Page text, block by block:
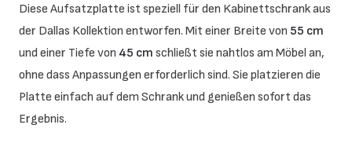
Diese Aufsatzplatte ist speziell für den Kabinettschrank aus
der Dallas Kollektion entworfen. Mit einer Breite von 55 cm
und einer Tiefe von 45 cm schließt sie nahtlos am Möbel an,
ohne dass Anpassungen erforderlich sind. Sie platzieren die
Platte einfach auf dem Schrank und genießen sofort das
Ergebnis.